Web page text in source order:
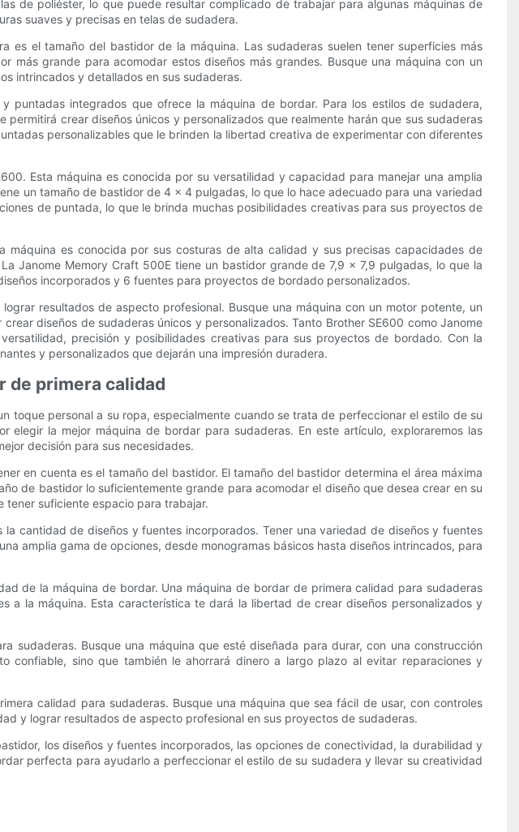
de poliéster, lo que puede resultar complicado de trabajar para algunas máquinas de
suaves y precisas en telas de sudadera.
el tamaño del bastidor de la máquina. Las sudaderas suelen tener superficies más
grande para acomodar estos diseños más grandes. Busque una máquina con un
intrincados y detallados en sus sudaderas.
integrados que ofrece la máquina de bordar. Para los estilos de sudadera,
crear diseños únicos y personalizados que realmente harán que sus sudaderas
personalizables que le brinden la libertad creativa de experimentar con diferentes
Esta máquina es conocida por su versatilidad y capacidad para manejar una amplia
un tamaño de bastidor de 4 x 4 pulgadas, lo que lo hace adecuado para una variedad
de puntada, lo que le brinda muchas posibilidades creativas para sus proyectos de
es conocida por sus costuras de alta calidad y sus precisas capacidades de
Janome Memory Craft 500E tiene un bastidor grande de 7,9 x 7,9 pulgadas, lo que la
incorporados y 6 fuentes para proyectos de bordado personalizados.
resultados de aspecto profesional. Busque una máquina con un motor potente, un
diseños de sudaderas únicos y personalizados. Tanto Brother SE600 como Janome
precisión y posibilidades creativas para sus proyectos de bordado. Con la
y personalizados que dejarán una impresión duradera.
de primera calidad
toque personal a su ropa, especialmente cuando se trata de perfeccionar el estilo de su
la mejor máquina de bordar para sudaderas. En este artículo, exploraremos las
decisión para sus necesidades.
en cuenta es el tamaño del bastidor. El tamaño del bastidor determina el área máxima
de bastidor lo suficientemente grande para acomodar el diseño que desea crear en su
tener suficiente espacio para trabajar.
cantidad de diseños y fuentes incorporados. Tener una variedad de diseños y fuentes
amplia gama de opciones, desde monogramas básicos hasta diseños intrincados, para
de la máquina de bordar. Una máquina de bordar de primera calidad para sudaderas
la máquina. Esta característica te dará la libertad de crear diseños personalizados y
Busque una máquina que esté diseñada para durar, con una construcción
confiable, sino que también le ahorrará dinero a largo plazo al evitar reparaciones y
calidad para sudaderas. Busque una máquina que sea fácil de usar, con controles
y lograr resultados de aspecto profesional en sus proyectos de sudaderas.
los diseños y fuentes incorporados, las opciones de conectividad, la durabilidad y
perfecta para ayudarlo a perfeccionar el estilo de su sudadera y llevar su creatividad